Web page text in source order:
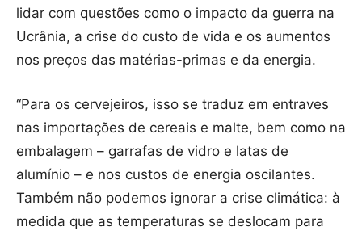
lidar com questões como o impacto da guerra na
Ucrânia, a crise do custo de vida e os aumentos
nos preços das matérias-primas e da energia.
“Para os cervejeiros, isso se traduz em entraves
nas importações de cereais e malte, bem como na
embalagem – garrafas de vidro e latas de
alumínio – e nos custos de energia oscilantes.
Também não podemos ignorar a crise climática: à
medida que as temperaturas se deslocam para